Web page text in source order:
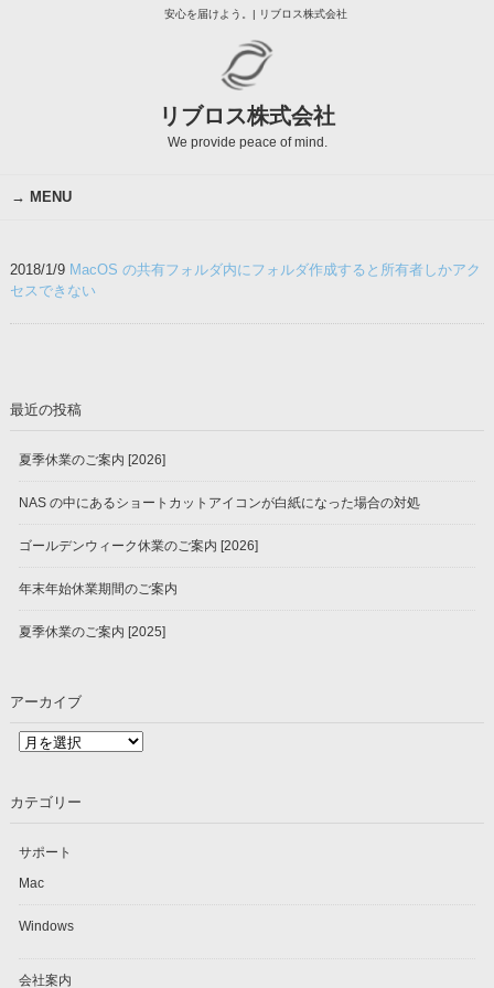
安心を届けよう。| リブロス株式会社
リブロス株式会社
We provide peace of mind.
MENU
2018/1/9 MacOS の共有フォルダ内にフォルダ作成すると所有者しかアク
セスできない
最近の投稿
夏季休業のご案内 [2026]
NAS の中にあるショートカットアイコンが白紙になった場合の対処
ゴールデンウィーク休業のご案内 [2026]
年末年始休業期間のご案内
夏季休業のご案内 [2025]
アーカイブ
ア
イ
カテゴリー
サポート
Mac
Windows
会社案内